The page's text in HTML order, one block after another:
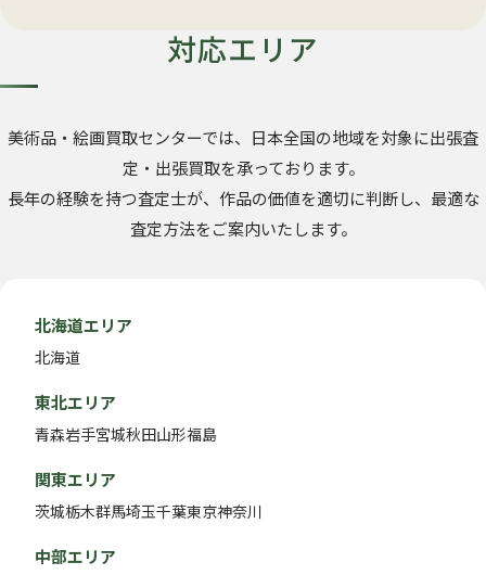
対応エリア
美術品・絵画買取センターでは、日本全国の地域を対象に出張査
定・出張買取を承っております。
長年の経験を持つ査定士が、作品の価値を適切に判断し、最適な
査定方法をご案内いたします。
北海道エリア
北海道
東北エリア
青森岩手宮城秋田山形福島
関東エリア
茨城栃木群馬埼玉千葉東京神奈川
中部エリア